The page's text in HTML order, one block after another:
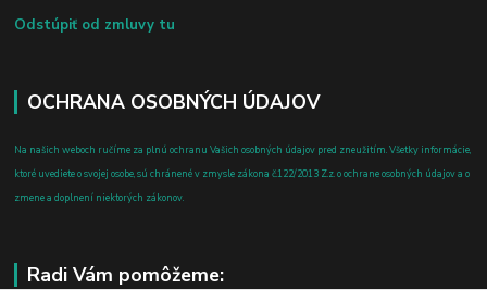
Odstúpiť od zmluvy tu
OCHRANA OSOBNÝCH ÚDAJOV
Na našich weboch ručíme za plnú ochranu Vašich osobných údajov pred zneužitím. Všetky informácie,
ktoré uvediete o svojej osobe, sú chránené v zmysle zákona č.122/2013 Z.z. o ochrane osobných údajov a o
zmene a doplnení niektorých zákonov.
Radi Vám pomôžeme: